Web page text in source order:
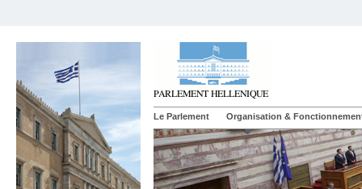
Le Parlement Organisation &